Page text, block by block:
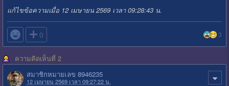
แก้ไขข้อความเมื่อ 12 เมษายน 2569 เวลา 09:28:43 น.
 0 3
ความคิดเห็นที่ 2
สมาชิกหมายเลข 8946235
12 เมษายน 2569 เวลา 09:27:22 น.